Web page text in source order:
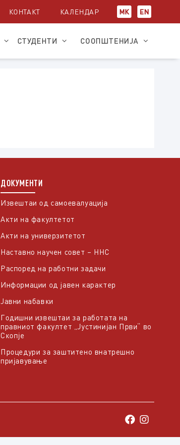
КОНТАКТ КАЛЕНДАР МК EN
СТУДЕНТИ СООПШТЕНИЈА
ДОКУМЕНТИ
Извештаи од самоевалуација
Акти на факултетот
Акти на универзитетот
Наставно научен совет – ННС
Распоред на работни задачи
Информации од јавен карактер
Јавни набавки
Годишни извештаи за работата на
правниот факултет „Јустинијан Први“ во
Скопје
Процедури за заштитено внатрешно
пријавување